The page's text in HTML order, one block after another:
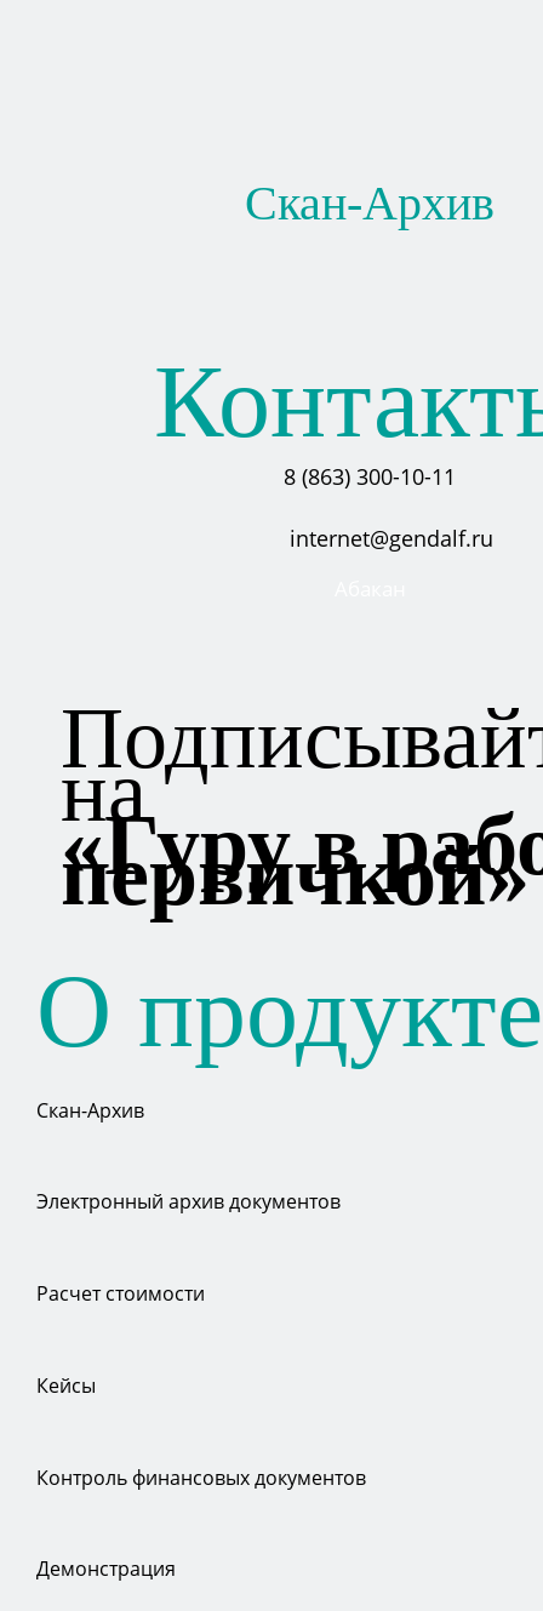
Скан-Архив
8 (863) 300-10-11
internet@gendalf.ru
на
«Гуру в
первичкой»
О продукте
Скан-Архив
Электронный архив документов
Расчет стоимости
Кейсы
Контроль финансовых документов
Демонстрация